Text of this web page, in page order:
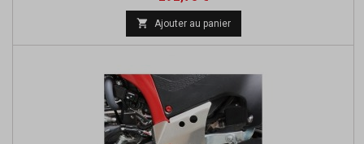
de
base
 Ajouter au panier